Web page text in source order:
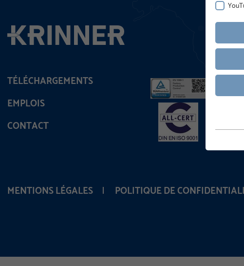
TÉLÉCHARGEMENTS
EMPLOIS
CONTACT
MENTIONS LÉGALES POLITIQUE DE